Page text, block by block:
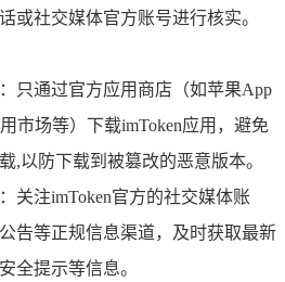
或社交媒体官方账号进行核实。
：只通过官方应用商店（如苹果App
市场等）下载imToken应用，避免
,以防下载到被篡改的恶意版本。
：关注imToken官方的社交媒体账
告等正规信息渠道，及时获取最新
全提示等信息。